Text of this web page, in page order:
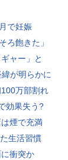
で妊娠
ろ飽きた」
ャー」と
が明らかに
万部割れ
効果失う?
煙で充満
生活習慣
衝突か